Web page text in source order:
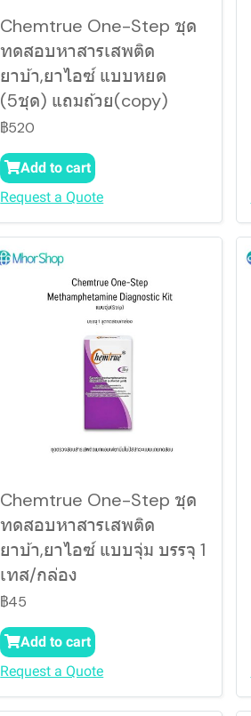
Chemtrue One-Step ชุด
ทดสอบหาสารเสพติด
ยาบ้า,ยาไอซ์ แบบหยด
(5ชุด) แถมถ้วย(copy)
฿520
Add to cart
Request a Quote
Chemtrue One-Step ชุด
ทดสอบหาสารเสพติด
ยาบ้า,ยาไอซ์ แบบจุ่ม บรรจุ 1
เทส/กล่อง
฿45
Add to cart
Request a Quote